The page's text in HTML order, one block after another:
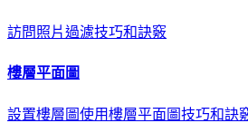
訪問照片過濾技巧和訣竅
樓層平面圖
設置樓層圖使用樓層平面圖技巧和訣